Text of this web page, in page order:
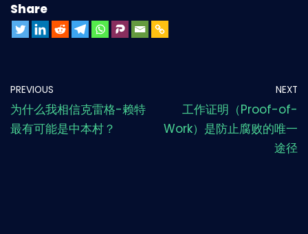
Share
PREVIOUS
为什么我相信克雷格-赖特
最有可能是中本村？
NEXT
工作证明（Proof-of-
Work）是防止腐败的唯一
途径